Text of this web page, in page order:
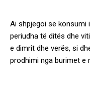
Ai shpjegoi se konsumi
periudha të ditës dhe
e dimrit dhe verës, si
prodhimi nga burimet e